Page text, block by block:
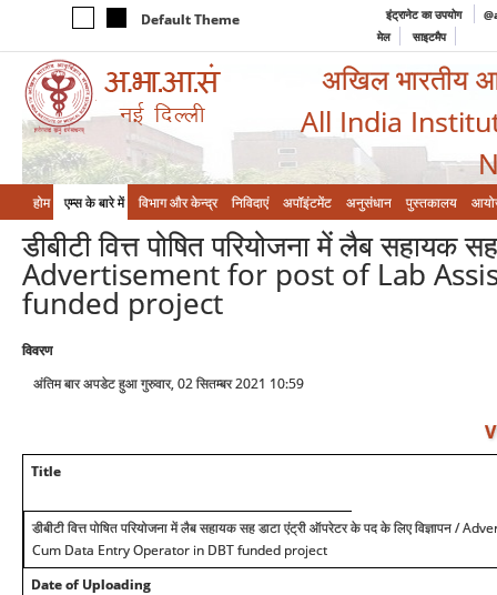
Default Theme इंट्रानेट का उपयोग
मेल
साइटमैप
अखिल भारतीय
All India
होम एम्‍स के बारे में विभाग और केन्‍द्र निविदाएं अपॉइंटमेंट अनुसंधान पुस्तकालय
डीबीटी वित्त पोषित परियोजना में लैब सहायक
Advertisement for post of Lab
funded project
विवरण
अंतिम बार अपडेट हुआ गुरुवार, 02 सितम्बर 2021 10:59
Title
डीबीटी वित्त पोषित परियोजना में लैब सहायक सह डाटा एंट्री ऑपरेटर के पद के लिए विज्ञापन
Cum Data Entry Operator in DBT funded project
Date of Uploading